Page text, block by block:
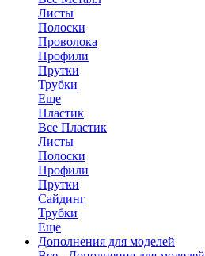
Листы
Полоски
Проволока
Профили
Прутки
Трубки
Еще
Пластик
Все Пластик
Листы
Полоски
Профили
Прутки
Сайдинг
Трубки
Еще
Дополнения для моделей